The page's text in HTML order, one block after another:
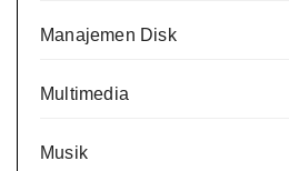
Manajemen Disk
Multimedia
Musik